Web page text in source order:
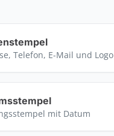
Telefon, E-Mail und Logo
mit Datum